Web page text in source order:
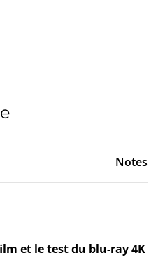
Notes
et le test du blu-ray 4K